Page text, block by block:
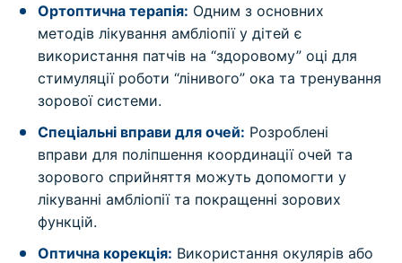
Ортоптична терапія: Одним з основних
методів лікування амбліопії у дітей є
використання патчів на “здоровому” оці для
стимуляції роботи “лінивого” ока та тренування
зорової системи.
Спеціальні вправи для очей: Розроблені
вправи для поліпшення координації очей та
зорового сприйняття можуть допомогти у
лікуванні амбліопії та покращенні зорових
функцій.
Оптична корекція: Використання окулярів або